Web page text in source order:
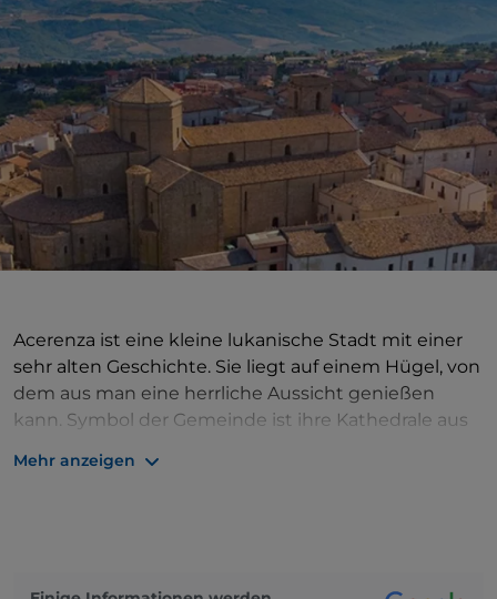
Acerenza ist eine kleine lukanische Stadt mit einer
sehr alten Geschichte. Sie liegt auf einem Hügel, von
dem aus man eine herrliche Aussicht genießen
kann. Symbol der Gemeinde ist ihre Kathedrale aus
mit gotischen Einflüssen sowie einer Krypta
Mehr anzeigen